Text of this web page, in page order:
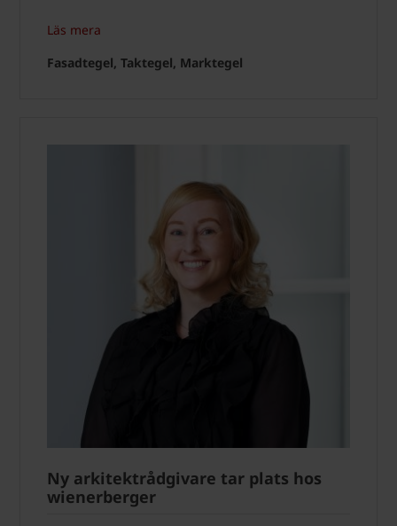
Läs mera
Fasadtegel, Taktegel, Marktegel
Ny arkitektrådgivare tar plats hos
wienerberger